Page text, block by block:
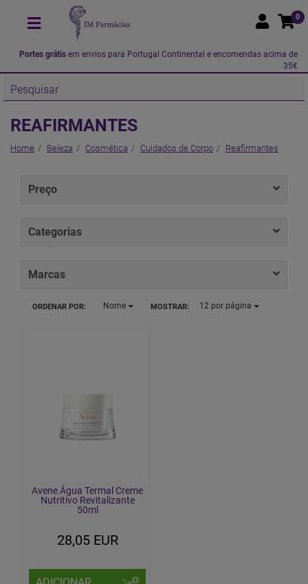
0
Portes grátis em envios para Portugal Continental e encomendas acima de
35€
REAFIRMANTES
Home Beleza Cosmética Cuidados de Corpo Reafirmantes
Preço
Categorias
Marcas
ORDENAR POR: Nome MOSTRAR: 12por página
Avene Água Termal Creme
Nutritivo Revitalizante
50ml
28,05 EUR